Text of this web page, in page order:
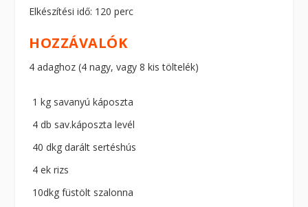
Elkészítési idő: 120 perc
HOZZÁVALÓK
4 adaghoz (4 nagy, vagy 8 kis töltelék)
1 kg savanyú káposzta
4 db sav.káposzta levél
40 dkg darált sertéshús
4 ek rizs
10dkg füstölt szalonna